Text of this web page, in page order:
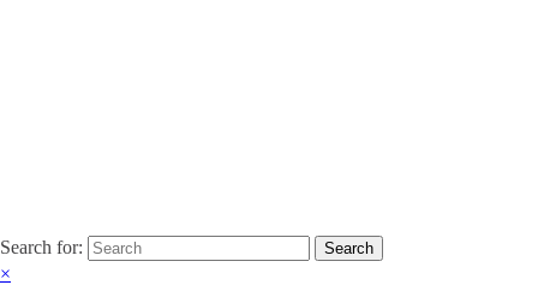
Search for: Search
×